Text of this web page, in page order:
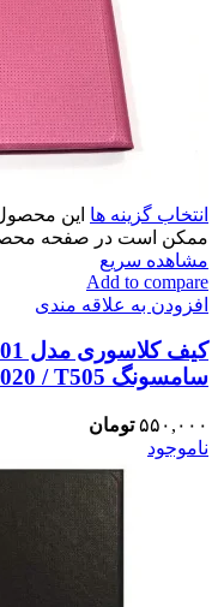
انتخاب گزینه ها این
ممکن است در صفحه
مشاهده سریع
Add to compare
افزودن به علاقه مندی
سامسونگ Galaxy Tab A7 10.4 2020 / T505
۵۵۰,۰۰۰ تومان
ناموجود